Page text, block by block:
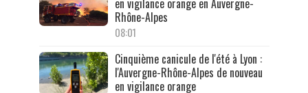
en vigilance orange en Auvergne-
Rhône-Alpes
08:01
Cinquième canicule de l'été à Lyon :
l'Auvergne-Rhône-Alpes de nouveau
en vigilance orange